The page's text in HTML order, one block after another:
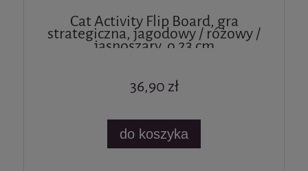
Cat Activity Flip Board, gra
strategiczna, jagodowy / różowy /
jasnoszary, o 23 cm
36,90 zł
do koszyka